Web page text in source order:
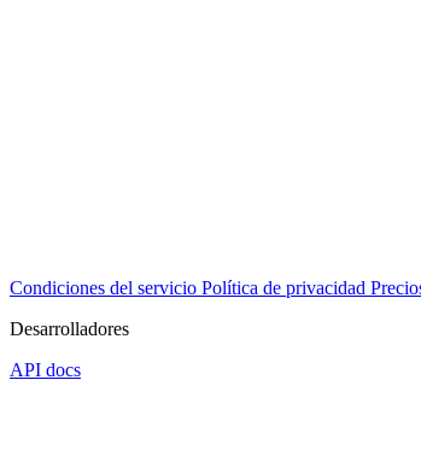
Condiciones del servicio Política de privacidad
Desarrolladores
API docs